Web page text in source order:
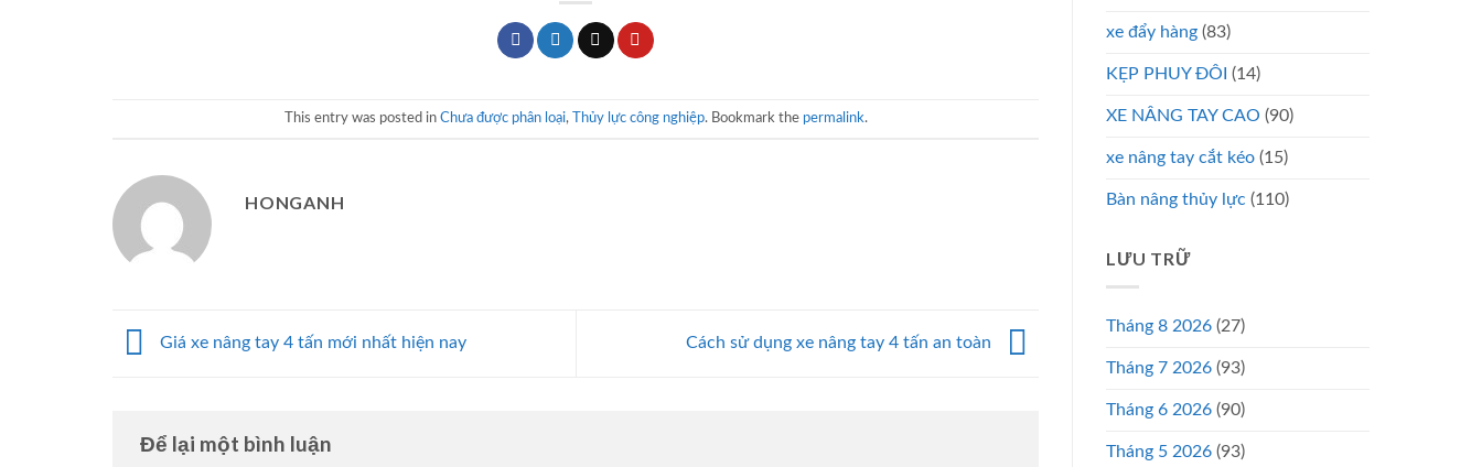
This entry was posted in Chưa được phân loại, Thủy lực công nghiệp. Bookmark the permalink.
HONGANH
Giá xe nâng tay 4 tấn mới nhất hiện nay Cách sử dụng xe nâng tay 4 tấn an toàn
Để lại một bình luận
xe đẩy hàng (83)
KẸP PHUY ĐÔI (14)
XE NÂNG TAY CAO (90)
xe nâng tay cắt kéo (15)
Bàn nâng thủy lực (110)
LƯU TRỮ
Tháng 8 2026 (27)
Tháng 7 2026 (93)
Tháng 6 2026 (90)
Tháng 5 2026 (93)